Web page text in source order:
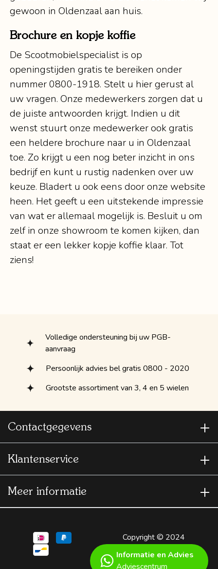
gewoon in Oldenzaal aan huis.
Brochure en kopje koffie
De Scootmobielspecialist is op
openingstijden gratis te bereiken onder
nummer 0800-1918. Stelt u hier gerust al
uw vragen. Onze medewerkers zorgen dat u
de juiste antwoorden krijgt. Indien u dit
wenst stuurt onze medewerker ook gratis
een heldere brochure naar u in Oldenzaal
toe. Zo krijgt u een nog beter inzicht in ons
bedrijf en kunt u rustig nadenken over uw
keuze. Bladert u ook eens door onze website
heen. Het geeft u een uitstekende impressie
van wat er allemaal mogelijk is. Besluit u om
zelf in onze showroom te komen kijken, dan
staat er een lekker kopje koffie klaar. Tot
ziens!
Volledige ondersteuning bij uw PGB-
aanvraag
Persoonlijk advies bel gratis 0800 - 2020
Grootste assortiment van 3, 4 en 5 wielen
Contactgegevens
Klantenservice
Meer informatie
Copyright © 2024
Scootmobielspecialist
- AShopware
Informatie en Advies
Adviescentrum